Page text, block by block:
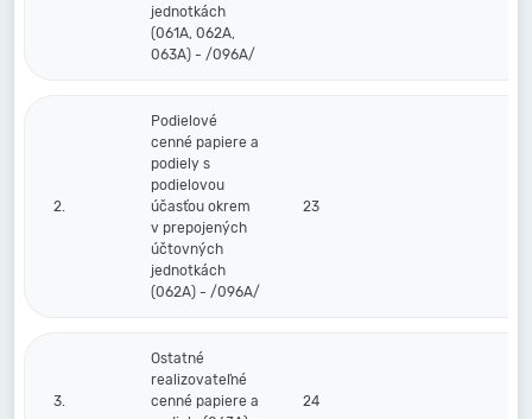
jednotkách
(061A, 062A,
063A) - /096A/
2.
Podielové
cenné papiere a
podiely s
podielovou
účasťou okrem
v prepojených
účtovných
jednotkách
(062A) - /096A/
23
3.
Ostatné
realizovateľné
cenné papiere a
24